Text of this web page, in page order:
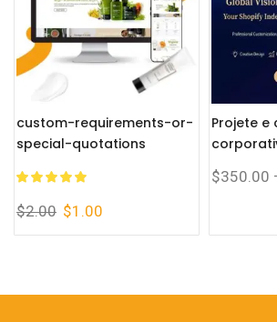
custom-requirements-or-
special-quotations
$2.00 $1.00
Projete e
Shopify
completo
$350.00